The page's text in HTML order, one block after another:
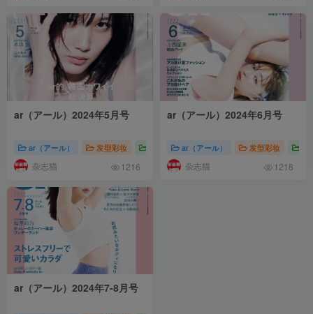
ar（アール）2024年5月号
ar（アール） 发型彩妆 株式会社主婦と生活社 ar（アール）美容
杂志猫 1216
ar（アール）2024年6月号
ar（アール） 发型彩妆
杂志猫 1218
ar（アール）2024年7-8月号